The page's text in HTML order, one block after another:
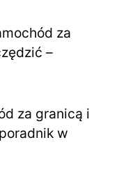
za
–
za granicą i
w